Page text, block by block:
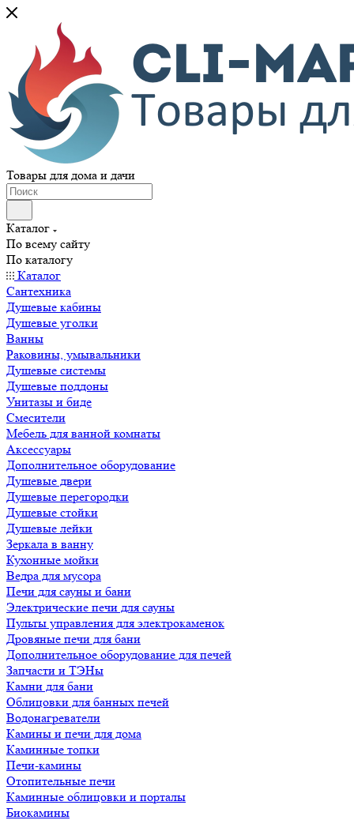
Товары для дома и дачи
Каталог
По всему сайту
По каталогу
Каталог
Сантехника
Душевые кабины
Душевые уголки
Ванны
Раковины, умывальники
Душевые системы
Душевые поддоны
Унитазы и биде
Смесители
Мебель для ванной комнаты
Аксессуары
Дополнительное оборудование
Душевые двери
Душевые перегородки
Душевые стойки
Душевые лейки
Зеркала в ванну
Кухонные мойки
Ведра для мусора
Печи для сауны и бани
Электрические печи для сауны
Пульты управления для электрокаменок
Дровяные печи для бани
Дополнительное оборудование для печей
Запчасти и ТЭНы
Камни для бани
Облицовки для банных печей
Водонагреватели
Камины и печи для дома
Каминные топки
Печи-камины
Отопительные печи
Каминные облицовки и порталы
Биокамины